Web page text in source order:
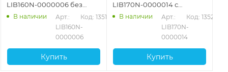
LIB160N-0000006 без
фронтального экрана
В наличии
Арт.:
LIB160N-
0000006
Код: 13516
Купить
LIB170N-0000014 с
фронтальным экраном
В наличии
Арт.:
LIB170N-
0000014
Код: 13521
Купить